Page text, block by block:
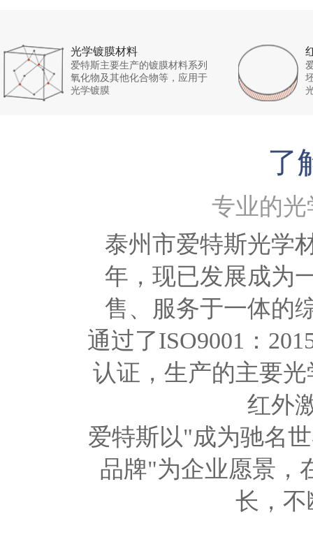
光学镀膜材料
爱特斯主要生产的镀膜材料系列
氧化物及其他化合物等，应用于
光学镀膜
了
专业的
泰州市爱特斯光学
年，现已发展成为
售、服务于一体的
通过了ISO9001：
认证，生产的主要
红外
爱特斯以"成为驰名
品牌"为企业愿景，
长，不